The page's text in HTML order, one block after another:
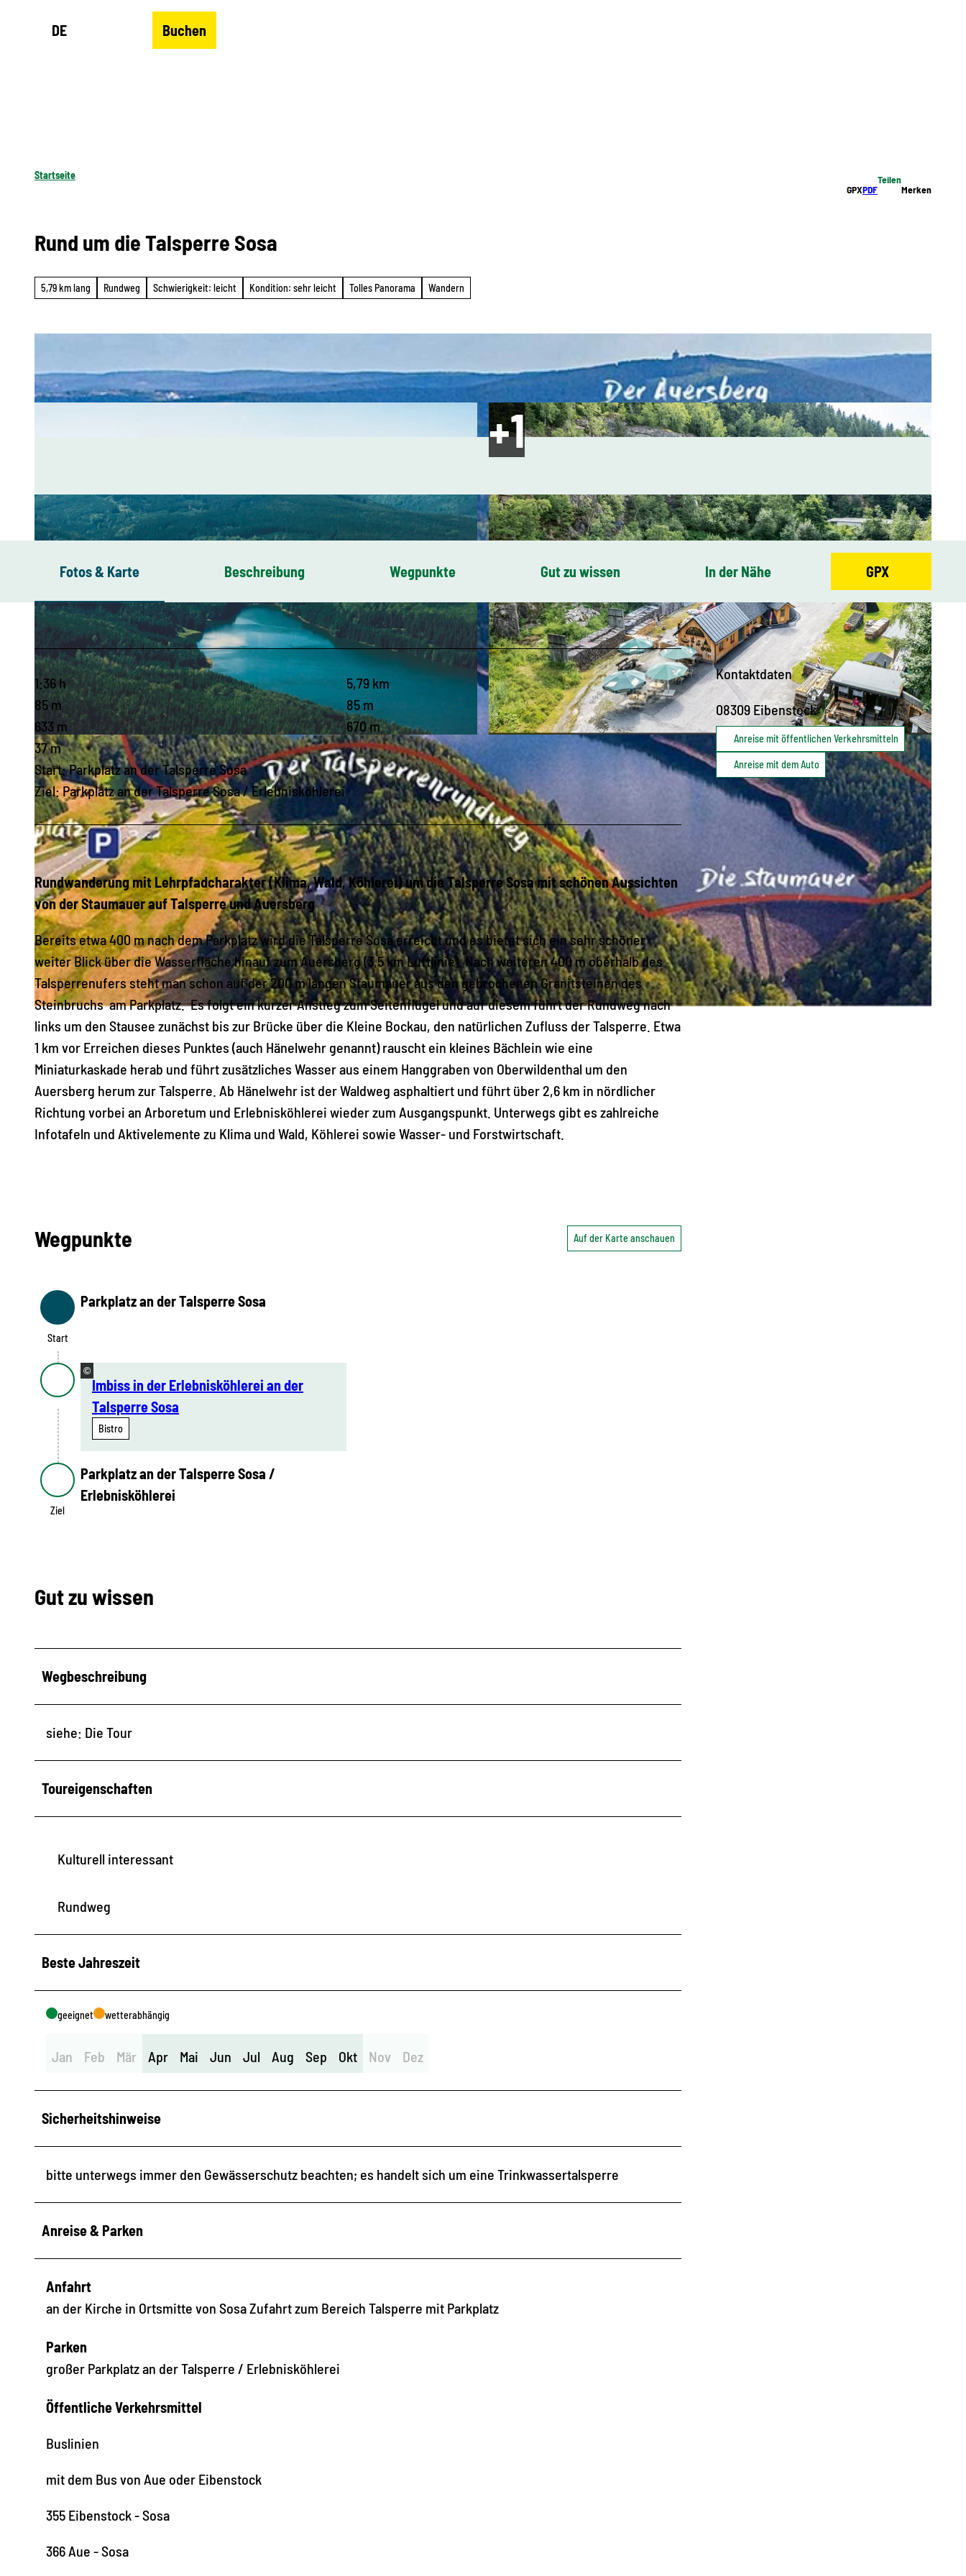
DE Buchen
Startseite
GPXPDF
Teilen
Merken
Rund um die Talsperre Sosa
5,79 km lang Rundweg Schwierigkeit: leicht Kondition: sehr leicht Tolles Panorama Wandern
© BUR Werbung, Tourist-Service-Center Eibenstock |
© Tourist-Service-Center Eibenstock © BUR, Tourist-Service-Center Eibenstock |
Fotos & Karte Beschreibung Wegpunkte Gut zu wissen In der Nähe GPX
1:36 h
5,79 km
85 m
85 m
633 m
670 m
37 m
Start: Parkplatz an der Talsperre Sosa
Ziel: Parkplatz an der Talsperre Sosa / Erlebnisköhlerei
Rundwanderung mit Lehrpfadcharakter (Klima, Wald, Köhlerei) um die Talsperre Sosa mit schönen Aussichten
von der Staumauer auf Talsperre und Auersberg
Bereits etwa 400 m nach dem Parkplatz wird die Talsperre Sosa erreicht und es bietet sich ein sehr schöner
weiter Blick über die Wasserfläche hinauf zum Auersberg (3,5 km Luftlinie). Nach weiteren 400 m oberhalb des
Talsperrenufers steht man schon auf der 200 m langen Staumauer aus den gebrochenen Granitsteinen des
Steinbruchs am Parkplatz. Es folgt ein kurzer Anstieg zum Seitenflügel und auf diesem führt der Rundweg nach
links um den Stausee zunächst bis zur Brücke über die Kleine Bockau, den natürlichen Zufluss der Talsperre. Etwa
1 km vor Erreichen dieses Punktes (auch Hänelwehr genannt) rauscht ein kleines Bächlein wie eine
Miniaturkaskade herab und führt zusätzliches Wasser aus einem Hanggraben von Oberwildenthal um den
Auersberg herum zur Talsperre. Ab Hänelwehr ist der Waldweg asphaltiert und führt über 2,6 km in nördlicher
Richtung vorbei an Arboretum und Erlebnisköhlerei wieder zum Ausgangspunkt. Unterwegs gibt es zahlreiche
Infotafeln und Aktivelemente zu Klima und Wald, Köhlerei sowie Wasser- und Forstwirtschaft.
Wegpunkte Auf der Karte anschauen
Start
Start
Parkplatz an der Talsperre Sosa
©
Imbiss in der Erlebnisköhlerei an der
Talsperre Sosa
Bistro
Ziel
Ziel
Parkplatz an der Talsperre Sosa /
Erlebnisköhlerei
Gut zu wissen
Wegbeschreibung
siehe: Die Tour
Toureigenschaften
Kulturell interessant
Rundweg
Beste Jahreszeit
geeignet wetterabhängig
Jan Feb Mär Apr Mai Jun Jul Aug Sep Okt Nov Dez
Sicherheitshinweise
bitte unterwegs immer den Gewässerschutz beachten; es handelt sich um eine Trinkwassertalsperre
Anreise & Parken
Anfahrt
an der Kirche in Ortsmitte von Sosa Zufahrt zum Bereich Talsperre mit Parkplatz
Parken
großer Parkplatz an der Talsperre / Erlebnisköhlerei
Öffentliche Verkehrsmittel
Buslinien
mit dem Bus von Aue oder Eibenstock
355 Eibenstock - Sosa
366 Aue - Sosa
Kontaktdaten
08309 Eibenstock
Anreise mit öffentlichen Verkehrsmitteln
Anreise mit dem Auto